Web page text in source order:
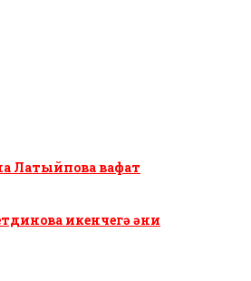
Латыйпова вафат
икенчегә әни